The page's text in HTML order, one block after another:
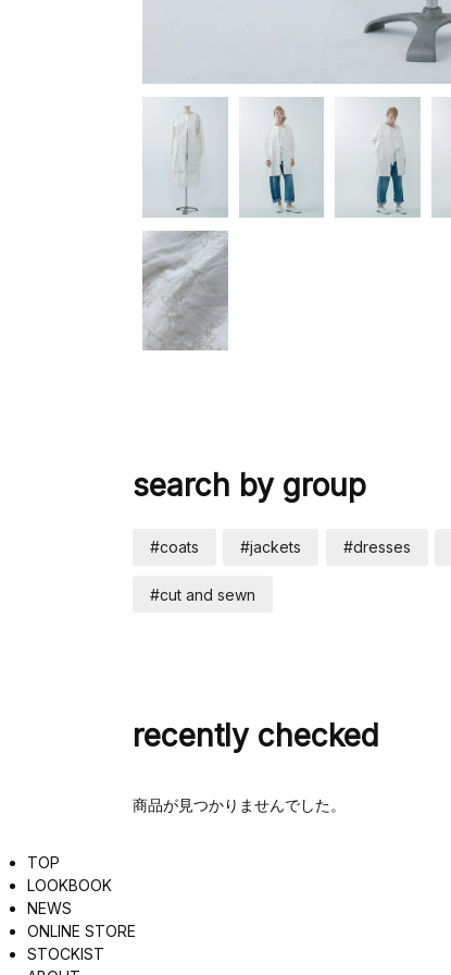
search by group
#coats #jackets #dresses
#cut and sewn
recently checked
商品が見つかりませんでした。
TOP
LOOKBOOK
NEWS
ONLINE STORE
STOCKIST